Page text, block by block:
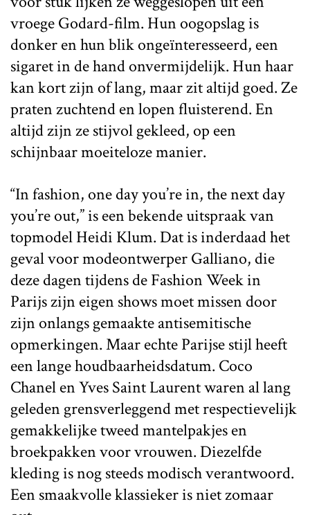
vroege Godard-film. Hun oogopslag is
donker en hun blik ongeïnteresseerd, een
sigaret in de hand onvermijdelijk. Hun haar
kan kort zijn of lang, maar zit altijd goed. Ze
praten zuchtend en lopen fluisterend. En
altijd zijn ze stijvol gekleed, op een
schijnbaar moeiteloze manier.
“In fashion, one day you’re in, the next day
you’re out,” is een bekende uitspraak van
topmodel Heidi Klum. Dat is inderdaad het
geval voor modeontwerper Galliano, die
deze dagen tijdens de Fashion Week in
Parijs zijn eigen shows moet missen door
zijn onlangs gemaakte antisemitische
opmerkingen. Maar echte Parijse stijl heeft
een lange houdbaarheidsdatum. Coco
Chanel en Yves Saint Laurent waren al lang
geleden grensverleggend met respectievelijk
gemakkelijke tweed mantelpakjes en
broekpakken voor vrouwen. Diezelfde
kleding is nog steeds modisch verantwoord.
Een smaakvolle klassieker is niet zomaar